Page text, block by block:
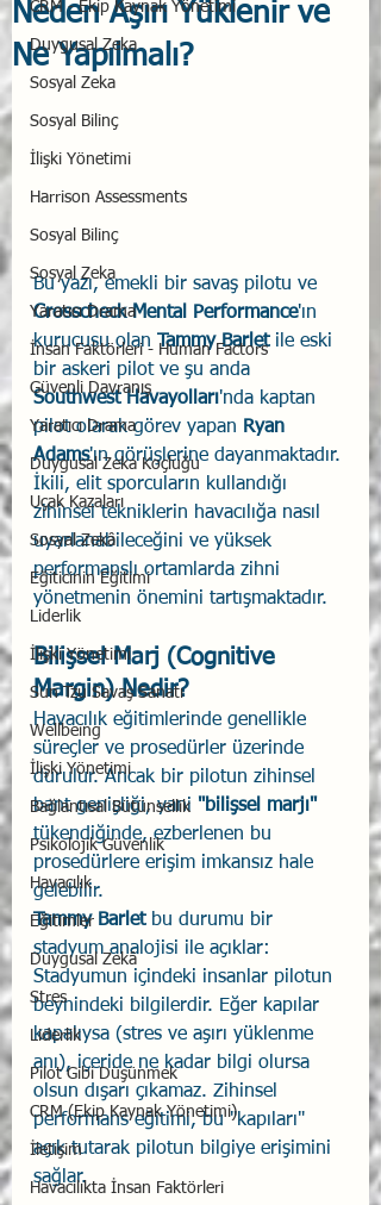
CRM - Ekip Kaynak Yönetimi
Duygusal Zeka
Sosyal Zeka
Sosyal Bilinç
İlişki Yönetimi
Harrison Assessments
Sosyal Bilinç
Sosyal Zeka
Yaratıcı Drama
İnsan Faktörleri - Human Factors
Güvenli Davranış
Yaratıcı Drama
Duygusal Zeka Koçluğu
Uçak Kazaları
Sosyal Zekâ
Eğiticinin Eğitimi
Liderlik
İlişki Yönetimi
Sun Tzu Savaş Sanatı
Wellbeing
İlişki Yönetimi
Bağlantısal Bütünsellik
Psikolojik Güvenlik
Havacılık
Eğitimler
Duygusal Zekâ
Stres
Liderlik
Pilot Gibi Düşünmek
CRM (Ekip Kaynak Yönetimi)
İletişim
Havacılıkta İnsan Faktörleri
Neden Aşırı Yüklenir ve
Ne Yapılmalı?
Bu yazı, emekli bir savaş pilotu ve
Crosscheck Mental Performance'ın
kurucusu olan Tammy Barlet ile eski
bir askeri pilot ve şu anda
Southwest Havayolları'nda kaptan
pilot olarak görev yapan Ryan
Adams'ın görüşlerine dayanmaktadır.
İkili, elit sporcuların kullandığı
zihinsel tekniklerin havacılığa nasıl
uyarlanabileceğini ve yüksek
performanslı ortamlarda zihni
yönetmenin önemini tartışmaktadır.
Bilişsel Marj (Cognitive
Margin) Nedir?
Havacılık eğitimlerinde genellikle
süreçler ve prosedürler üzerinde
durulur. Ancak bir pilotun zihinsel
bant genişliği, yani "bilişsel marjı"
tükendiğinde, ezberlenen bu
prosedürlere erişim imkansız hale
gelebilir.
Tammy Barlet bu durumu bir
stadyum analojisi ile açıklar:
Stadyumun içindeki insanlar pilotun
beynindeki bilgilerdir. Eğer kapılar
kapalıysa (stres ve aşırı yüklenme
anı), içeride ne kadar bilgi olursa
olsun dışarı çıkamaz. Zihinsel
performans eğitimi, bu "kapıları"
açık tutarak pilotun bilgiye erişimini
sağlar.